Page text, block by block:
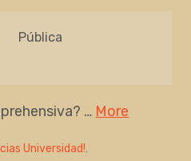
Pública
… More
Universidad!,